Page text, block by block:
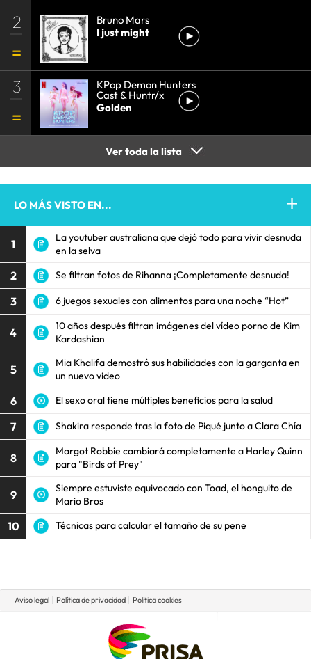
2
Bruno Mars
I just might
3 KPop Demon Hunters
Cast & Huntr/x
Golden
Ver toda la lista
LO MÁS VISTO EN...
1
La youtuber australiana que dejó todo para vivir desnuda
en la selva
2 Se filtran fotos de Rihanna ¡Completamente desnuda!
3 6 juegos sexuales con alimentos para una noche “Hot”
4
10 años después filtran imágenes del vídeo porno de Kim
Kardashian
5
Mia Khalifa demostró sus habilidades con la garganta en
un nuevo video
6 El sexo oral tiene múltiples beneficios para la salud
7 Shakira responde tras la foto de Piqué junto a Clara Chía
8
Margot Robbie cambiará completamente a Harley Quinn
para "Birds of Prey"
9
Siempre estuviste equivocado con Toad, el honguito de
Mario Bros
10 Técnicas para calcular el tamaño de su pene
Aviso legal Política de privacidad Política cookies